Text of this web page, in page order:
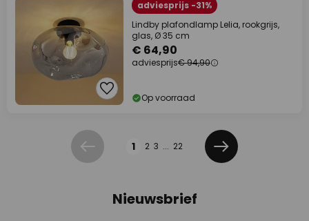
adviesprijs -31%
Lindby plafondlamp Lelia, rookgrijs,
glas, Ø 35 cm
€ 64,90
adviesprijs€ 94,90
Op voorraad
Vorige 1 2 3 ... 22
Volgende
Nieuwsbrief